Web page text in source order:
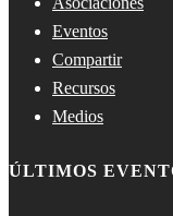
Eventos
Compartir
Recursos
Medios
ÚLTIMOS